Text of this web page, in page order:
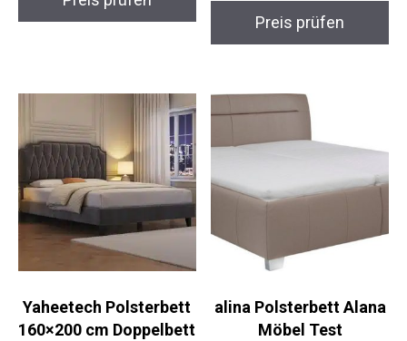
Preis prüfen
Yaheetech Polsterbett
160×200 cm Doppelbett
alina Polsterbett Alana
Möbel Test